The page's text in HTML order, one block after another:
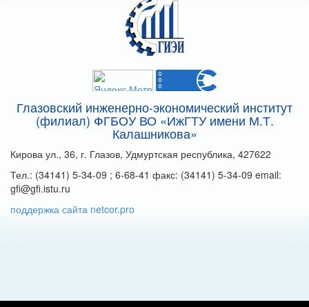
Глазовский инженерно-экономический институт
(филиал) ФГБОУ ВО «ИжГТУ имени М.Т.
Калашникова»
Кирова ул., 36, г. Глазов, Удмуртская республика, 427622
Тел.: (34141) 5-34-09 ; 6-68-41 факс: (34141) 5-34-09 email:
gfi@gfi.istu.ru
поддержка сайта netcor.pro